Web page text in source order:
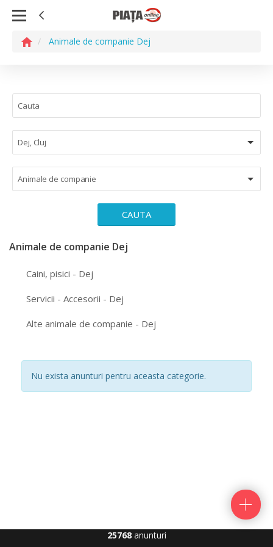
Animale de companie Dej
Dej, Cluj
Animale de companie
CAUTA
Animale de companie Dej
Caini, pisici - Dej
Servicii - Accesorii - Dej
Alte animale de companie - Dej
Nu exista anunturi pentru aceasta categorie.
25768anunturi